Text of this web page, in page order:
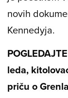
novih
Kennedyja.
leda,
priču o